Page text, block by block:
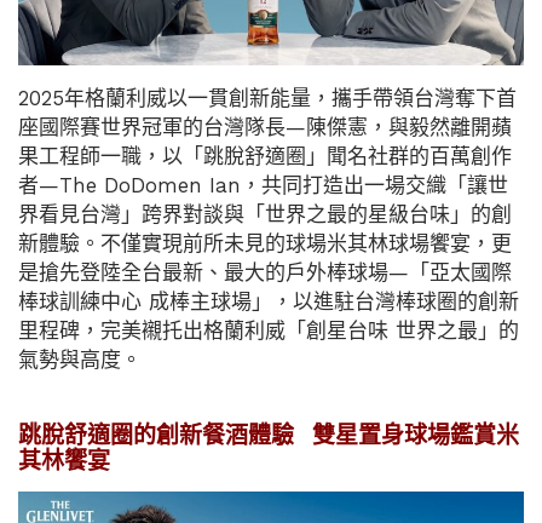
2025年格蘭利威以一貫創新能量，攜手帶領台灣奪下首
座國際賽世界冠軍的台灣隊長—陳傑憲，與毅然離開蘋
果工程師一職，以「跳脫舒適圈」聞名社群的百萬創作
者—The DoDomen Ian，共同打造出一場交織「讓世
界看見台灣」跨界對談與「世界之最的星級台味」的創
新體驗。不僅實現前所未見的球場米其林球場饗宴，更
是搶先登陸全台最新、最大的戶外棒球場—「亞太國際
棒球訓練中心 成棒主球場」，以進駐台灣棒球圈的創新
里程碑，完美襯托出格蘭利威「創星台味 世界之最」的
氣勢與高度。
跳脫舒適圈的創新餐酒體驗 雙星置身球場鑑賞米
其林饗宴